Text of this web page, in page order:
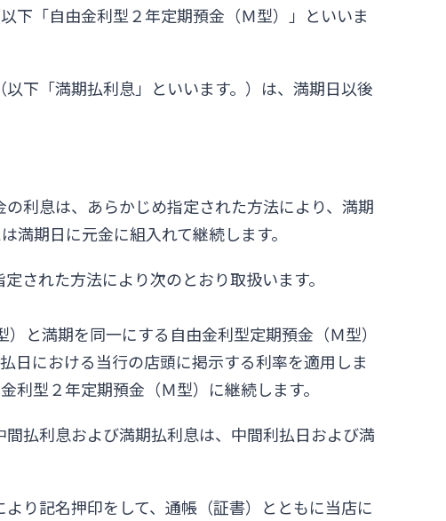
下「自由金利型２年定期預金（Ｍ型）」といいま
下「満期払利息」といいます。）は、満期日以後
利息は、あらかじめ指定された方法により、満期
期日に元金に組入れて継続します。
された方法により次のとおり取扱います。
と満期を同一にする自由金利型定期預金（Ｍ型）
日における当行の店頭に掲示する利率を適用しま
型２年定期預金（Ｍ型）に継続します。
払利息および満期払利息は、中間利払日および満
り記名押印をして、通帳（証書）とともに当店に